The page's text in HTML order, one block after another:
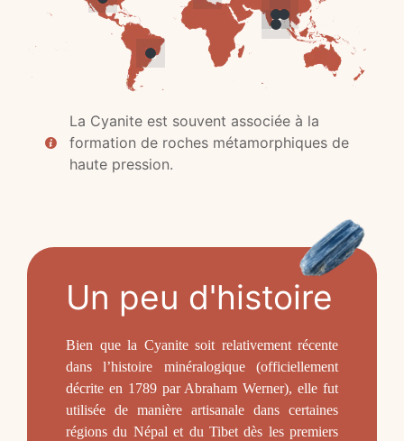
La Cyanite est souvent associée à la
formation de roches métamorphiques de
haute pression.
Un peu d'histoire
Bien que la Cyanite soit relativement récente
dans l’histoire minéralogique (officiellement
décrite en 1789 par Abraham Werner), elle fut
utilisée de manière artisanale dans certaines
régions du Népal et du Tibet dès les premiers